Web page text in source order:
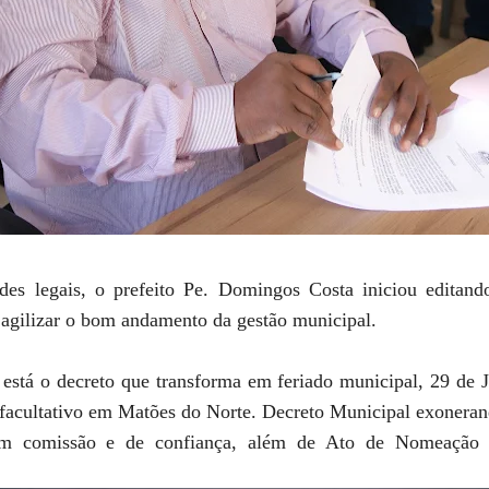
legais, o prefeito Pe. Domingos Costa iniciou
o bom andamento da gestão municipal.
o decreto que transforma em feriado municipal, 29 de
em Matões do Norte. Decreto Municipal
comissão e de confiança, além de Ato de Nomeação